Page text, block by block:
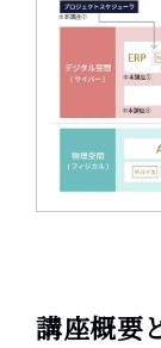
講座概要